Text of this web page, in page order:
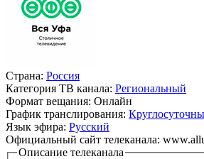
Страна: Россия
Категория ТВ канала: Региональный
Формат вещания: Онлайн
График транслирования:
Язык эфира: Русский
Официальный сайт телеканала:
Описание телеканала